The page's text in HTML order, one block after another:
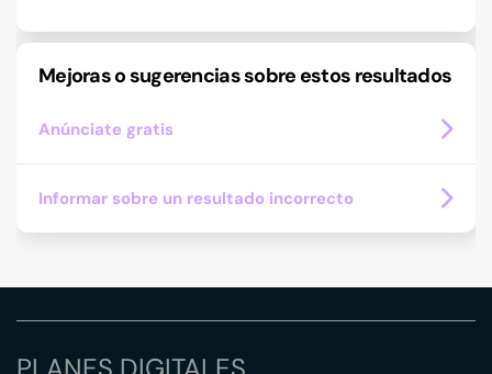
Mejoras o sugerencias sobre estos resultados
Anúnciate gratis
Informar sobre un resultado incorrecto